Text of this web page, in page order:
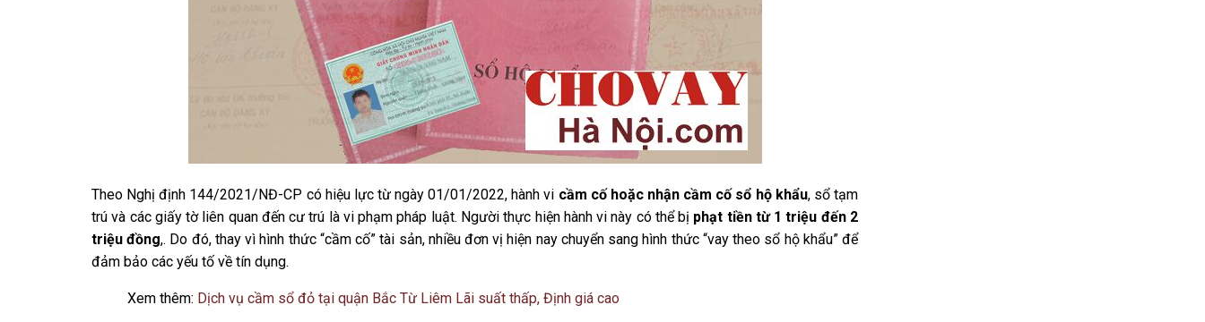
Theo Nghị định 144/2021/NĐ-CP có hiệu lực từ ngày 01/01/2022, hành vi cầm cố hoặc nhận cầm cố sổ hộ khẩu, sổ tạm
trú và các giấy tờ liên quan đến cư trú là vi phạm pháp luật. Người thực hiện hành vi này có thể bị phạt tiền từ 1 triệu đến 2
triệu đồng,. Do đó, thay vì hình thức “cầm cố” tài sản, nhiều đơn vị hiện nay chuyển sang hình thức “vay theo sổ hộ khẩu” để
đảm bảo các yếu tố về tín dụng.
Xem thêm: Dịch vụ cầm sổ đỏ tại quận Bắc Từ Liêm Lãi suất thấp, Định giá cao